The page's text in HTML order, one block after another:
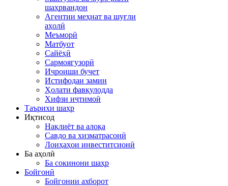
шаҳрвандон
Агентии меҳнат ва шуғли
аҳолӣ
Меъморӣ
Матбуот
Сайёҳӣ
Сармоягузорӣ
Иҷроиши буҷет
Истифодаи замин
Ҳолати фавқулодда
Хифзи иҷтимоӣ
Таърихи шаҳр
Иқтисод
Нақлиёт ва алоқа
Савдо ва хизматрасонӣ
Лоиҳаҳои инвеститсионӣ
Ба аҳолӣ
Ба сокинони шаҳр
Бойгонӣ
Бойгонии ахборот